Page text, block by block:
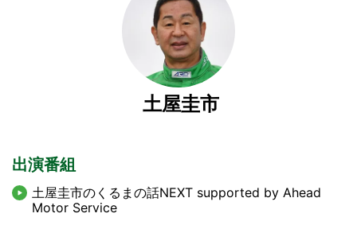
土屋圭市
出演番組
土屋圭市のくるまの話NEXT supported by Ahead
Motor Service